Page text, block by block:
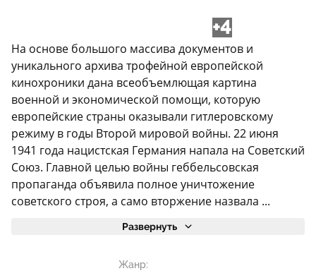
+4
На основе большого массива документов и
уникального архива трофейной европейской
кинохроники дана всеобъемлющая картина
военной и экономической помощи, которую
европейские страны оказывали гитлеровскому
режиму в годы Второй мировой войны. 22 июня
1941 года нацистская Германия напала на Советский
Союз. Главной целью войны геббельсовская
пропаганда объявила полное уничтожение
советского строя, а само вторжение назвала ...
Развернуть
Жанр: